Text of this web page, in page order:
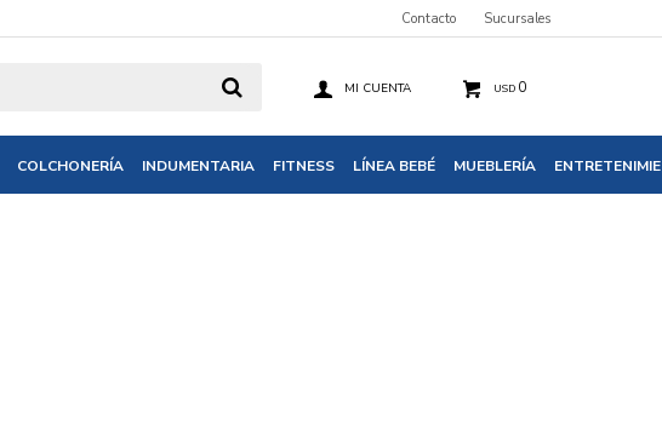
COLCHONERÍA INDUMENTARIA FITNESS LÍNEA BEBÉ MUEBLERÍA
USD 0
Contacto Sucursales